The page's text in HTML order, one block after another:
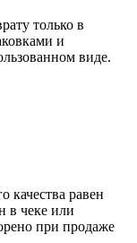
только в
и
виде.
качества равен
в чеке или
при продаже